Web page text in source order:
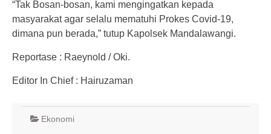
“Tak Bosan-bosan, kami mengingatkan kepada
masyarakat agar selalu mematuhi Prokes Covid-19,
dimana pun berada,” tutup Kapolsek Mandalawangi.
Reportase : Raeynold / Oki.
Editor In Chief : Hairuzaman
Ekonomi